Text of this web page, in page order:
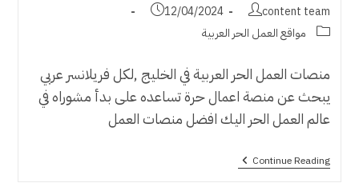
Post
author:
content team
Post
published:
12/04/2024
Post
مواقع العمل الحر العربية
منصات العمل الحر العربية في الخليج ,لكل فريلانسر عربي
يبحث عن منصة اعمال حرة تساعده على بدأ مشوراه في
عالم العمل الحر اليك افضل منصات العمل
Continue Readingمنصات
العمل